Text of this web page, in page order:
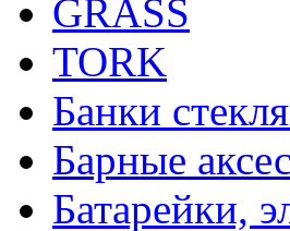
GRASS
TORK
Банки
Барные
Батарейки,